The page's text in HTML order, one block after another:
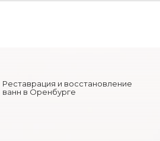
Реставрация и восстановление
ванн в Оренбурге